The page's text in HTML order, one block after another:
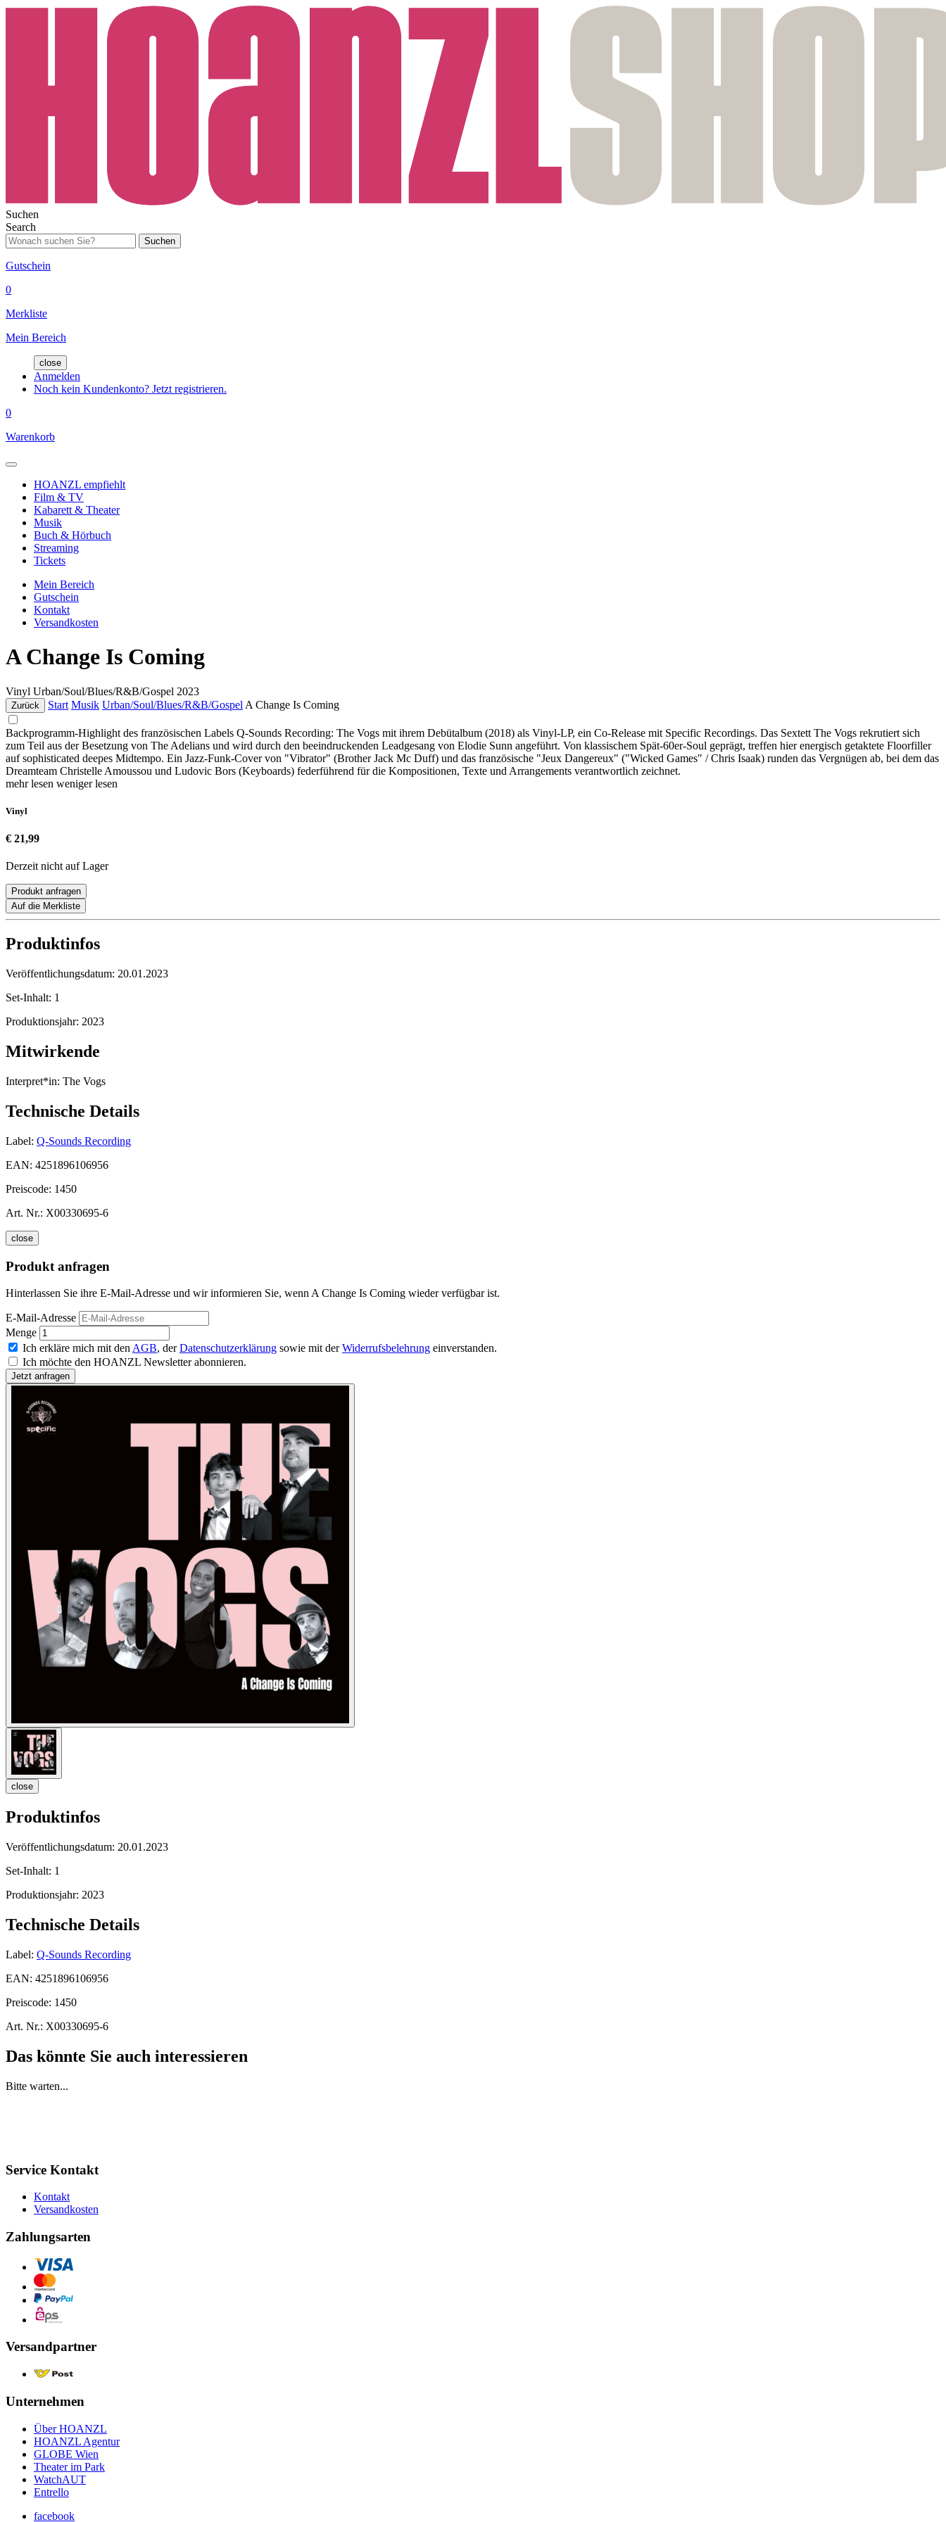
Suchen
Search
Suchen
Gutschein
0
Merkliste
Mein Bereich
close
Anmelden
Noch kein Kundenkonto? Jetzt registrieren.
0
Warenkorb
HOANZL empfiehlt
Film & TV
Kabarett & Theater
Musik
Buch & Hörbuch
Streaming
Tickets
Mein Bereich
Gutschein
Kontakt
Versandkosten
A Change Is Coming
Vinyl Urban/Soul/Blues/R&B/Gospel 2023
Zurück Start Musik Urban/Soul/Blues/R&B/Gospel A Change Is Coming
Backprogramm-Highlight des französischen Labels Q-Sounds Recording: The Vogs mit ihrem Debütalbum (2018) als Vinyl-LP, ein Co-Release mit Specific Recordings. Das Sextett The Vogs rekrutiert sich
zum Teil aus der Besetzung von The Adelians und wird durch den beeindruckenden Leadgesang von Elodie Sunn angeführt. Von klassischem Spät-60er-Soul geprägt, treffen hier energisch getaktete Floorfiller
auf sophisticated deepes Midtempo. Ein Jazz-Funk-Cover von "Vibrator" (Brother Jack Mc Duff) und das französische "Jeux Dangereux" ("Wicked Games" / Chris Isaak) runden das Vergnügen ab, bei dem das
Dreamteam Christelle Amoussou und Ludovic Bors (Keyboards) federführend für die Kompositionen, Texte und Arrangements verantwortlich zeichnet.
mehr lesen weniger lesen
Vinyl
€ 21,99
Derzeit nicht auf Lager
Produkt anfragen
Auf die Merkliste
Produktinfos
Veröffentlichungsdatum: 20.01.2023
Set-Inhalt: 1
Produktionsjahr: 2023
Mitwirkende
Interpret*in: The Vogs
Technische Details
Label: Q-Sounds Recording
EAN: 4251896106956
Preiscode: 1450
Art. Nr.: X00330695-6
close
Produkt anfragen
Hinterlassen Sie ihre E-Mail-Adresse und wir informieren Sie, wenn A Change Is Coming wieder verfügbar ist.
E-Mail-Adresse
Menge
Ich erkläre mich mit den AGB, derDatenschutzerklärung sowie mit derWiderrufsbelehrung einverstanden.
Ich möchte den HOANZL Newsletter abonnieren.
close
Produktinfos
Veröffentlichungsdatum: 20.01.2023
Set-Inhalt: 1
Produktionsjahr: 2023
Technische Details
Label: Q-Sounds Recording
EAN: 4251896106956
Preiscode: 1450
Art. Nr.: X00330695-6
Das könnte Sie auch interessieren
Bitte warten...
Service Kontakt
Kontakt
Versandkosten
Zahlungsarten
Versandpartner
Unternehmen
Über HOANZL
HOANZL Agentur
GLOBE Wien
Theater im Park
WatchAUT
Entrello
facebook